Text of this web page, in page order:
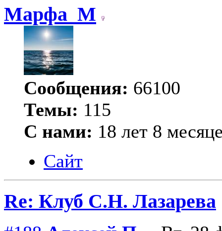
Марфа_М
Сообщения: 66100
Темы: 115
С нами: 18 лет 8
Сайт
Re: Клуб С.Н. Лазарева